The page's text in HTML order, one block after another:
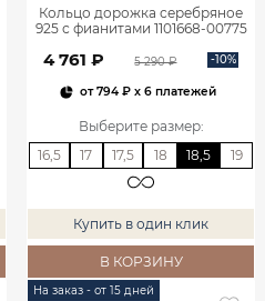
Кольцо дорожка серебряное
925 с фианитами 1101668-00775
4 761 ₽ 5 290 ₽ -10%
от794 ₽x 6 платежей
Выберите размер:
16,5
17 17,5 18 18,5 19
Купить в один клик
В КОРЗИНУ
На заказ - от 15 дней